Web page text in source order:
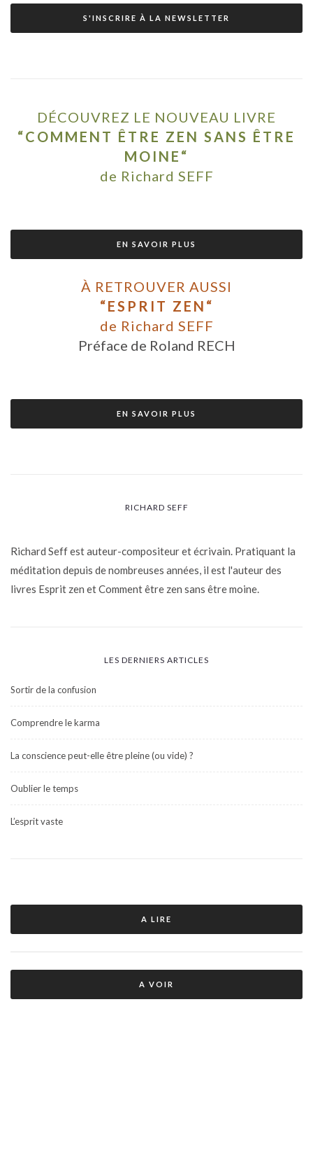
S'INSCRIRE À LA NEWSLETTER
DÉCOUVREZ LE NOUVEAU LIVRE
“COMMENT ÊTRE ZEN SANS ÊTRE
MOINE“
de Richard SEFF
EN SAVOIR PLUS
À RETROUVER AUSSI
“ESPRIT ZEN“
de Richard SEFF
Préface de Roland RECH
EN SAVOIR PLUS
RICHARD SEFF
Richard Seff est auteur-compositeur et écrivain. Pratiquant la
méditation depuis de nombreuses années, il est l'auteur des
livres Esprit zen et Comment être zen sans être moine.
LES DERNIERS ARTICLES
Sortir de la confusion
Comprendre le karma
La conscience peut-elle être pleine (ou vide) ?
Oublier le temps
L’esprit vaste
A LIRE
A VOIR